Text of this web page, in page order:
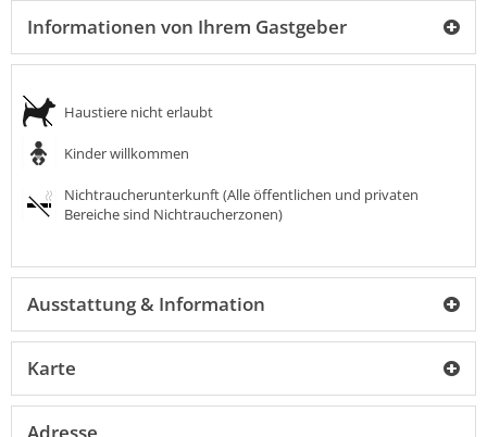
Informationen von Ihrem Gastgeber
Haustiere nicht erlaubt
Kinder willkommen
Nichtraucherunterkunft (Alle öffentlichen und privaten
Bereiche sind Nichtraucherzonen)
Ausstattung & Information
Karte